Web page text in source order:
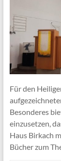
Für den
Besonderes
einzusetzen,
Haus Birkach
Bücher zum